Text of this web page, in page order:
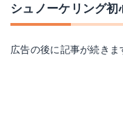
シュノーケリング
広告の後に記事が続きま